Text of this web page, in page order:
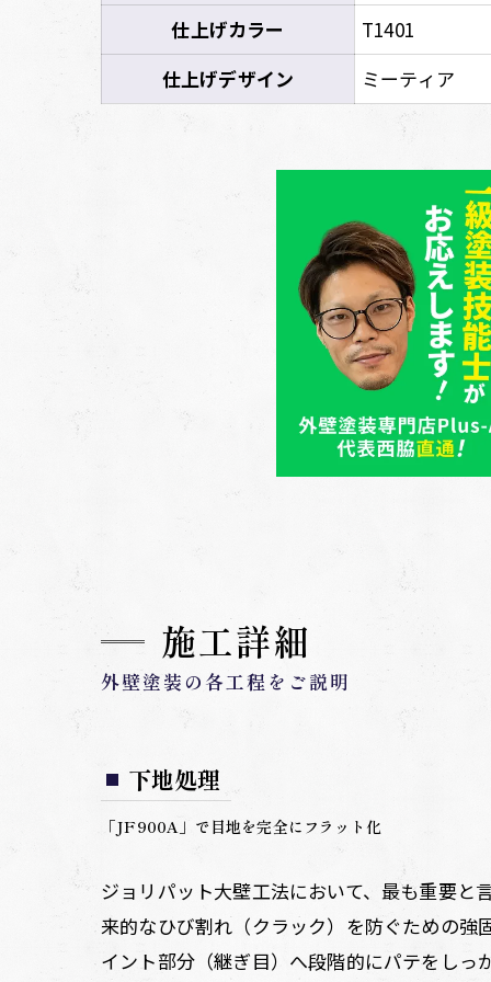
仕上げカラー
T1401
仕上げデザイン
ミーティア
施工詳細
外壁塗装の各工程をご説明
下地処理
「JF900A」で目地を完全にフラット化
ジョリパット大壁工法において、最も重要と
来的なひび割れ（クラック）を防ぐための強
イント部分（継ぎ目）へ段階的にパテをし